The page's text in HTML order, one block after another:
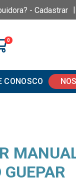
- Cadastrar |
0
CONOSCO